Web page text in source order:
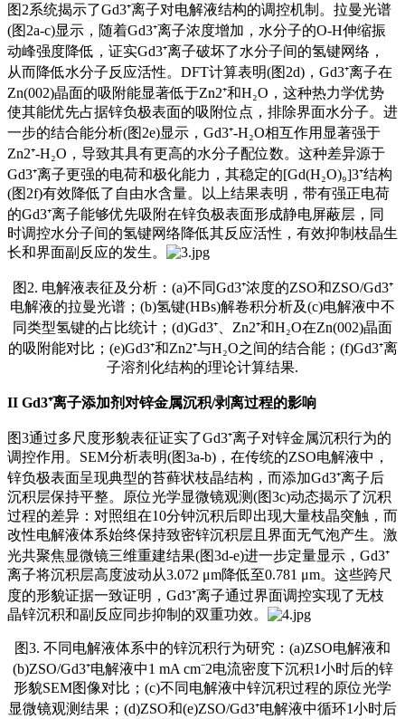
图2系统揭示了Gd3⁺离子对电解液结构的调控机制。拉曼光谱
(图2a-c)显示，随着Gd3⁺离子浓度增加，水分子的O-H伸缩振
动峰强度降低，证实Gd3⁺离子破坏了水分子间的氢键网络，
从而降低水分子反应活性。DFT计算表明(图2d)，Gd3⁺离子在
Zn(002)晶面的吸附能显著低于Zn2⁺和H₂O，这种热力学优势
使其能优先占据锌负极表面的吸附位点，排除界面水分子。进
一步的结合能分析(图2e)显示，Gd3⁺-H₂O相互作用显著强于
Zn2⁺-H₂O，导致其具有更高的水分子配位数。这种差异源于
Gd3⁺离子更强的电荷和极化能力，其稳定的[Gd(H₂O)₉]3⁺结构
(图2f)有效降低了自由水含量。以上结果表明，带有强正电荷
的Gd3⁺离子能够优先吸附在锌负极表面形成静电屏蔽层，同
时调控水分子间的氢键网络降低其反应活性，有效抑制枝晶生
长和界面副反应的发生。
图2. 电解液表征及分析：(a)不同Gd3⁺浓度的ZSO和ZSO/Gd3⁺
电解液的拉曼光谱；(b)氢键(HBs)解卷积分析及(c)电解液中不
同类型氢键的占比统计；(d)Gd3⁺、Zn2⁺和H₂O在Zn(002)晶面
的吸附能对比；(e)Gd3⁺和Zn2⁺与H₂O之间的结合能；(f)Gd3⁺离
子溶剂化结构的理论计算结果.
II Gd3⁺离子添加剂对锌金属沉积/剥离过程的影响
图3通过多尺度形貌表征证实了Gd3⁺离子对锌金属沉积行为的
调控作用。SEM分析表明(图3a-b)，在传统的ZSO电解液中，
锌负极表面呈现典型的苔藓状枝晶结构，而添加Gd3⁺离子后
沉积层保持平整。原位光学显微镜观测(图3c)动态揭示了沉积
过程的差异：对照组在10分钟沉积后即出现大量枝晶突触，而
改性电解液体系始终保持致密锌沉积层且界面无气泡产生。激
光共聚焦显微镜三维重建结果(图3d-e)进一步定量显示，Gd3⁺
离子将沉积层高度波动从3.072 μm降低至0.781 μm。这些跨尺
度的形貌证据一致证明，Gd3⁺离子通过界面调控实现了无枝
晶锌沉积和副反应同步抑制的双重功效。
图3. 不同电解液体系中的锌沉积行为研究：(a)ZSO电解液和
(b)ZSO/Gd3⁺电解液中1 mA cm⁻2电流密度下沉积1小时后的锌
形貌SEM图像对比；(c)不同电解液中锌沉积过程的原位光学
显微镜观测结果；(d)ZSO和(e)ZSO/Gd3⁺电解液中循环1小时后